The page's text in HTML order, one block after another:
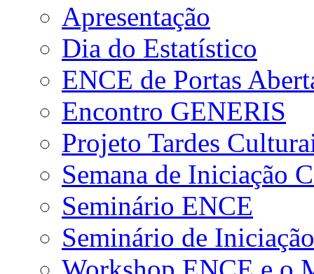
Apresentação
Dia do Estatístico
ENCE de Portas
Encontro GENERIS
Projeto Tardes
Semana de Iniciação
Seminário ENCE
Seminário de